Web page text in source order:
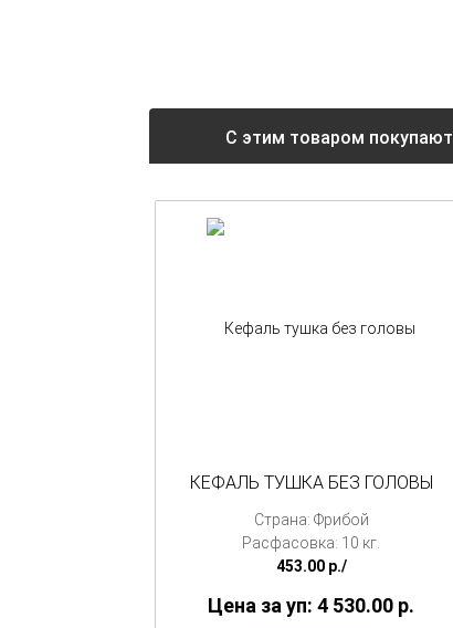
С этим товаром покупают
КЕФАЛЬ ТУШКА БЕЗ ГОЛОВЫ
Страна: Фрибой
Расфасовка: 10 кг.
453.00 p./
Цена за уп: 4 530.00 p.